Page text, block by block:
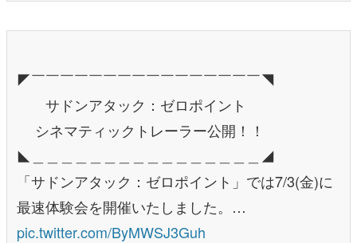
◤￣￣￣￣￣￣￣￣￣￣￣￣￣￣￣￣◥
サドンアタック：ゼロポイント
シネマティックトレーラー公開！！
◣＿＿＿＿＿＿＿＿＿＿＿＿＿＿＿＿◢
「サドンアタック：ゼロポイント」では7/3(金)に
最速体験会を開催いたしました。…
pic.twitter.com/ByMWSJ3Guh